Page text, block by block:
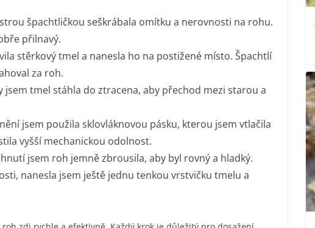
špachtličkou seškrábala omítku a nerovnosti na rohu.
přilnavý.
stěrkový tmel a nanesla ho na postižené místo. Špachtlí
za roh.
jsem tmel stáhla do ztracena, aby přechod mezi starou a
jsem použila sklovláknovou pásku, kterou jsem vtlačila
vyšší mechanickou odolnost.
jsem roh jemně zbrousila, aby byl rovný a hladký.
nanesla jsem ještě jednu tenkou vrstvičku tmelu a